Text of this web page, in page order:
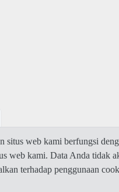
situs web kami berfungsi
web kami. Data Anda tidak
terhadap penggunaan